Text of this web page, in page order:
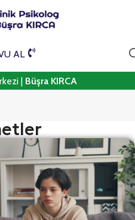
AL
| Büşra KIRCA